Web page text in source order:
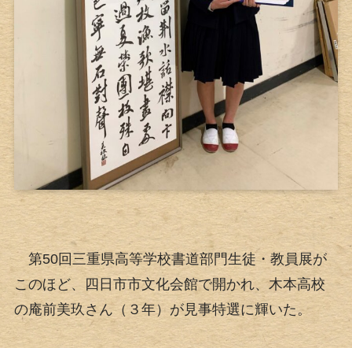
第50回三重県高等学校書道部門生徒・教員展が
このほど、四日市市文化会館で開かれ、木本高校
の庵前美玖さん（３年）が見事特選に輝いた。